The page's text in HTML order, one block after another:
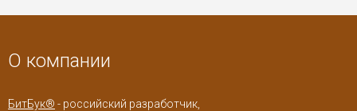
О компании
БитБук® - российский разработчик,